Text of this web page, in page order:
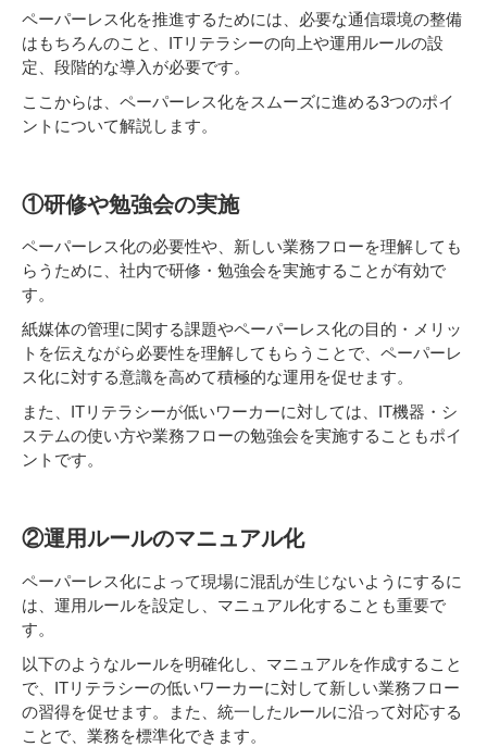
ペーパーレス化を推進するためには、必要な通信環境の整備
はもちろんのこと、ITリテラシーの向上や運用ルールの設
定、段階的な導入が必要です。
ここからは、ペーパーレス化をスムーズに進める3つのポイ
ントについて解説します。
①研修や勉強会の実施
ペーパーレス化の必要性や、新しい業務フローを理解しても
らうために、社内で研修・勉強会を実施することが有効で
す。
紙媒体の管理に関する課題やペーパーレス化の目的・メリッ
トを伝えながら必要性を理解してもらうことで、ペーパーレ
ス化に対する意識を高めて積極的な運用を促せます。
また、ITリテラシーが低いワーカーに対しては、IT機器・シ
ステムの使い方や業務フローの勉強会を実施することもポイ
ントです。
②運用ルールのマニュアル化
ペーパーレス化によって現場に混乱が生じないようにするに
は、運用ルールを設定し、マニュアル化することも重要で
す。
以下のようなルールを明確化し、マニュアルを作成すること
で、ITリテラシーの低いワーカーに対して新しい業務フロー
の習得を促せます。また、統一したルールに沿って対応する
ことで、業務を標準化できます。